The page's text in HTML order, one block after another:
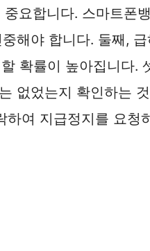
요합니다. 스마트폰
해야 합니다. 둘째,
확률이 높아집니다.
없었는지 확인하는
여 지급정지를 요청